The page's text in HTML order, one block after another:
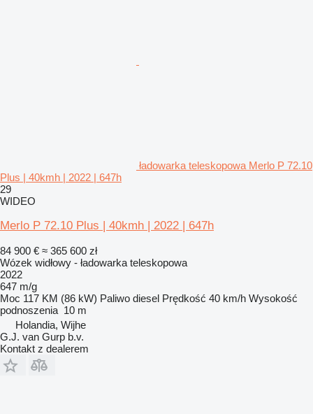
ładowarka teleskopowa Merlo P 72.10
Plus | 40kmh | 2022 | 647h
29
WIDEO
Merlo P 72.10 Plus | 40kmh | 2022 | 647h
84 900 € ≈ 365 600 zł
Wózek widłowy - ładowarka teleskopowa
2022
647 m/g
Moc 117 KM (86 kW) Paliwo diesel Prędkość 40 km/h Wysokość
podnoszenia 10 m
Holandia, Wijhe
G.J. van Gurp b.v.
Kontakt z dealerem